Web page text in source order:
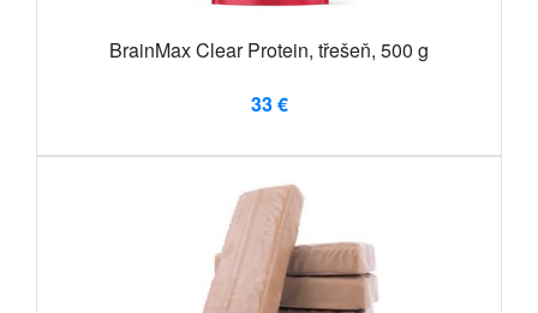
BrainMax Clear Protein, třešeň, 500 g
33 €